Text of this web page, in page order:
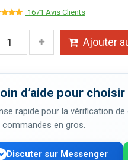
1671 Avis Clients
Ajouter
d’aide pour
rapide pour la vérification
commandes en gros.
Discuter sur Messenger